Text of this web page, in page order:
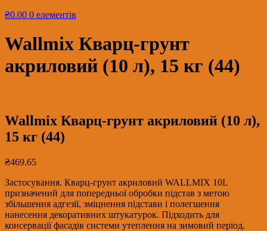
₴0.00 0 елементів
Wallmix Кварц-грунт
акриловий (10 л), 15 кг (44)
Wallmix Кварц-грунт акриловий (10 л),
15 кг (44)
₴469.65
Застосування. Кварц-грунт акриловий WALLMIX 10L
призначений для попередньої обробки підстав з метою
збільшення адгезії, зміцнення підстави і полегшення
нанесення декоративних штукатурок. Підходить для
консервації фасадів системи утеплення на зимовий період.